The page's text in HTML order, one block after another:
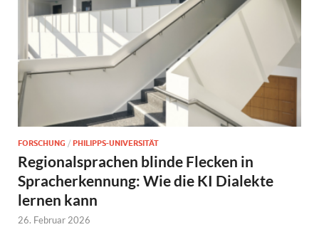
FORSCHUNG / PHILIPPS-UNIVERSITÄT
Regionalsprachen blinde Flecken in
Spracherkennung: Wie die KI Dialekte
lernen kann
26. Februar 2026